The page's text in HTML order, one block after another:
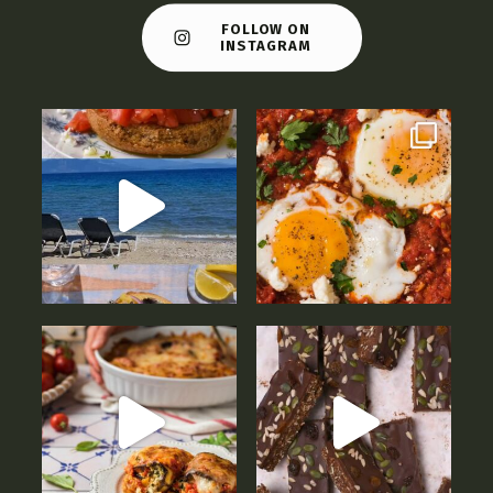
FOLLOW ON
INSTAGRAM